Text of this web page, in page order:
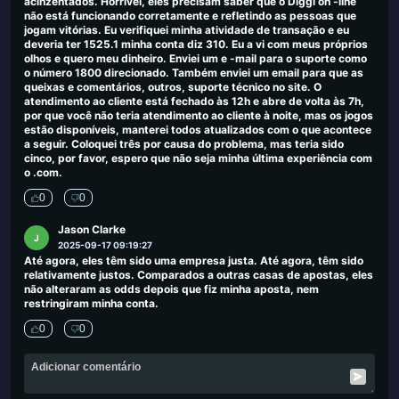
não está funcionando corretamente e refletindo as pessoas que
jogam vitórias. Eu verifiquei minha atividade de transação e eu
deveria ter 1525.1 minha conta diz 310. Eu a vi com meus próprios
olhos e quero meu dinheiro. Enviei um e -mail para o suporte como
o número 1800 direcionado. Também enviei um email para que as
queixas e comentários, outros, suporte técnico no site. O
atendimento ao cliente está fechado às 12h e abre de volta às 7h,
por que você não teria atendimento ao cliente à noite, mas os jogos
estão disponíveis, manterei todos atualizados com o que acontece
a seguir. Coloquei três por causa do problema, mas teria sido
cinco, por favor, espero que não seja minha última experiência com
o .com.
0 0
J
Jason Clarke
2025-09-17 09:19:27
Até agora, eles têm sido uma empresa justa. Até agora, têm sido
relativamente justos. Comparados a outras casas de apostas, eles
não alteraram as odds depois que fiz minha aposta, nem
restringiram minha conta.
0 0